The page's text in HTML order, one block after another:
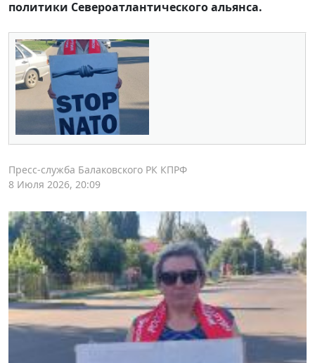
политики Североатлантического альянса.
Пресс-служба Балаковского РК КПРФ
8 Июля 2026, 20:09